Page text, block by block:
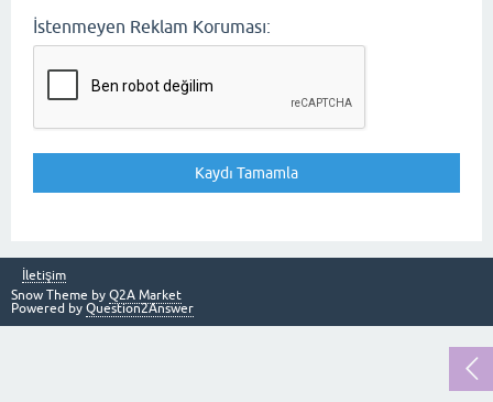
İstenmeyen Reklam Koruması:
İletişim
Snow Theme by Q2A Market
Powered by Question2Answer